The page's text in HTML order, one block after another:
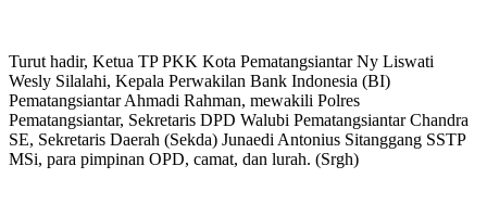
Turut hadir, Ketua TP PKK Kota Pematangsiantar Ny Liswati
Wesly Silalahi, Kepala Perwakilan Bank Indonesia (BI)
Pematangsiantar Ahmadi Rahman, mewakili Polres
Pematangsiantar, Sekretaris DPD Walubi Pematangsiantar Chandra
SE, Sekretaris Daerah (Sekda) Junaedi Antonius Sitanggang SSTP
MSi, para pimpinan OPD, camat, dan lurah. (Srgh)